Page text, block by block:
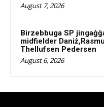
August 7, 2026
Birzebbuga SP
midfielder
Thellufsen Pedersen
August 6, 2026